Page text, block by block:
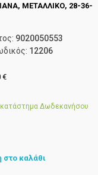
ΜΕΤΑΛΛΙΚΟ, 28-36-
9020050553
12206
€
κατάστημα Δωδεκανήσου
καλάθι